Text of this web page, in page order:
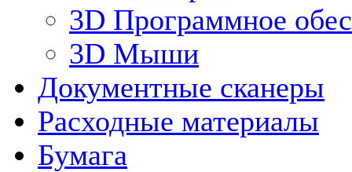
3D Программное
3D Мыши
Документные сканеры
Расходные материалы
Бумага